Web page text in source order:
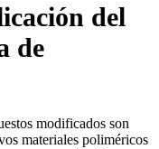
del
de
modificados son
materiales poliméricos